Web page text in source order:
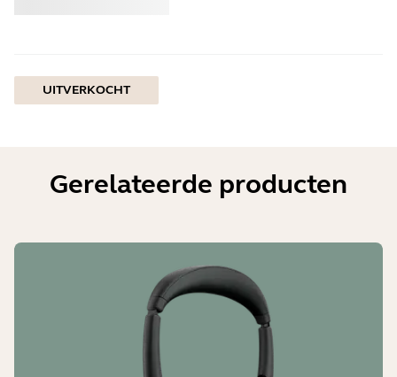
UITVERKOCHT
Gerelateerde producten